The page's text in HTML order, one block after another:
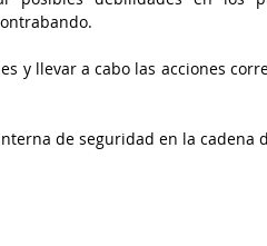
y llevar a cabo las acciones
de seguridad en la cadena